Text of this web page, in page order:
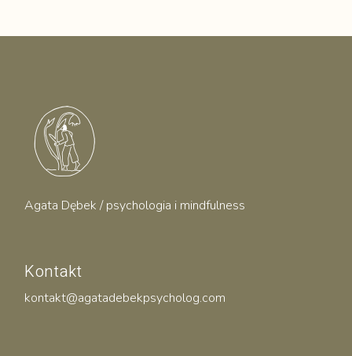
Agata Dębek / psychologia i mindfulness
Kontakt
kontakt@agatadebekpsycholog.com